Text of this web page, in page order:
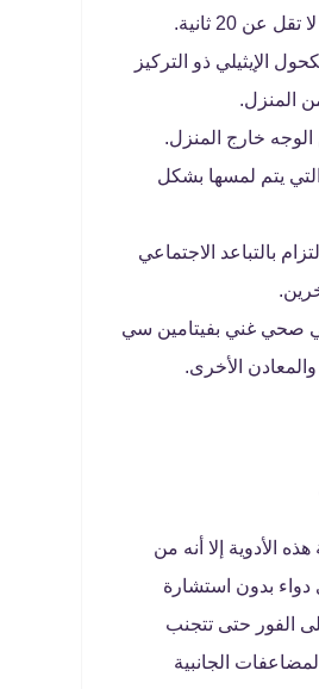
20 ثانية.
الإيثيلي ذو التركيز
خارج المنزل.
يتم لمسها بشكل
بالتباعد الاجتماعي
صحي غني بفيتامين سي
الأخرى.
الأدوية إلا أنه من
دواء بدون استشارة
الفور حتى تتجنب
الجانبية